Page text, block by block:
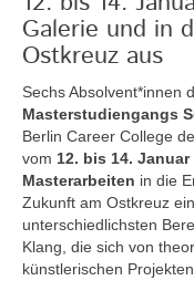
Galerie und in
Ostkreuz aus
Sechs Absolvent*innen
Masterstudiengangs
Berlin Career College
vom 12. bis 14. Januar
Masterarbeiten in die
Zukunft am Ostkreuz
unterschiedlichsten
Klang, die sich von
künstlerischen